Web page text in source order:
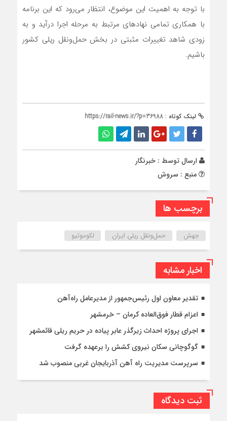
با توجه به اهمیت این موضوع، انتظار می‌رود که این برنامه
با همکاری تمامی نهادهای مرتبط به مرحله اجرا درآید و به
زودی شاهد تغییرات مثبتی در بخش حمل‌ونقل ریلی کشور
باشیم.
لینک کوتاه : https://rail-news.ir/?p=36988
ارسال توسط : خبرنگار
منبع : سروش
برچسب ها
جهش حمل‌ونقل ریلی ایران لکوموتیو
اخبار مشابه
تقدیر معاون اول رئیس‌جمهور از مدیرعامل راه‌آهن
اعزام قطار فوق‌العاده کرمان – خرمشهر
اجرای پروژه احداث زیرگذر عابر پیاده در حریم ریلی قائمشهر
گوگوچانی سکان نیروی کشش را برعهده گرفت
سرپرست مدیریت راه آهن آذربایجان غربی منصوب شد
ثبت دیدگاه